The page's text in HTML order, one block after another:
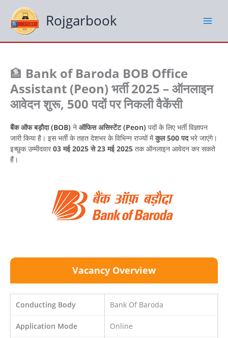
content
Rojgarbook
🏦 Bank of Baroda BOB Office
Assistant (Peon) भर्ती 2025 – ऑनलाइन
आवेदन शुरू, 500 पदों पर निकली वैकेंसी
बैंक ऑफ बड़ौदा (BOB) ने ऑफिस असिस्टेंट (Peon) पदों के लिए भर्ती विज्ञापन
जारी किया है। इस भर्ती के तहत देशभर के विभिन्न राज्यों मेंकुल 500 पदभरे जाएंगे।
इच्छुक उम्मीदवार 03 मई 2025 से 23 मई 2025 तक ऑनलाइन आवेदन कर सकते
हैं।
Vacancy Overview
Conducting Body Bank Of Baroda
Application Mode Online